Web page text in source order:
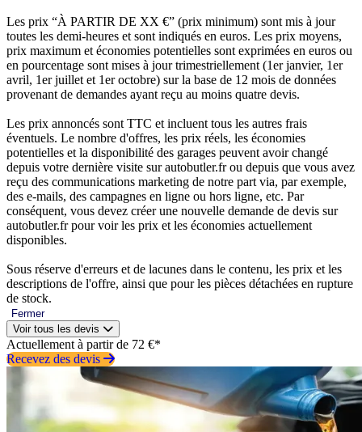
Les prix “À PARTIR DE XX €” (prix minimum) sont mis à jour
toutes les demi-heures et sont indiqués en euros. Les prix moyens,
prix maximum et économies potentielles sont exprimées en euros ou
en pourcentage sont mises à jour trimestriellement (1er janvier, 1er
avril, 1er juillet et 1er octobre) sur la base de 12 mois de données
provenant de demandes ayant reçu au moins quatre devis.
Les prix annoncés sont TTC et incluent tous les autres frais
éventuels. Le nombre d'offres, les prix réels, les économies
potentielles et la disponibilité des garages peuvent avoir changé
depuis votre dernière visite sur autobutler.fr ou depuis que vous avez
reçu des communications marketing de notre part via, par exemple,
des e-mails, des campagnes en ligne ou hors ligne, etc. Par
conséquent, vous devez créer une nouvelle demande de devis sur
autobutler.fr pour voir les prix et les économies actuellement
disponibles.
Sous réserve d'erreurs et de lacunes dans le contenu, les prix et les
descriptions de l'offre, ainsi que pour les pièces détachées en rupture
de stock.
Fermer
Voir tous les devis
Actuellement à partir de 72 €*
Recevez des devis